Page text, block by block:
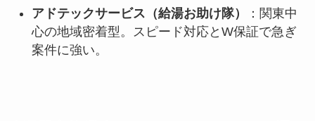
アドテックサービス（給湯お助け隊）
：関東中
心の地域密着型。スピード対応とW保証で急ぎ
案件に強い。